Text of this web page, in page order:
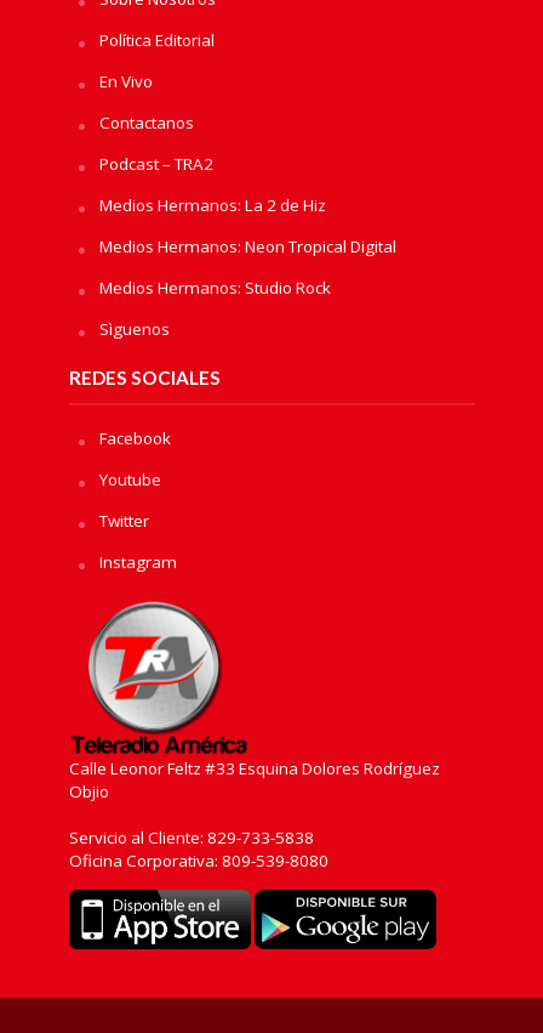
Política Editorial
En Vivo
Contactanos
Podcast – TRA2
Medios Hermanos: La 2 de Hiz
Medios Hermanos: Neon Tropical Digital
Medios Hermanos: Studio Rock
Sìguenos
REDES SOCIALES
Facebook
Youtube
Twitter
Instagram
Calle Leonor Feltz #33 Esquina Dolores Rodríguez
Objio
Servicio al Cliente: 829-733-5838
Oficina Corporativa: 809-539-8080